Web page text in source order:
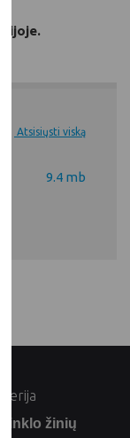
Atsisiųsti viską
9.4 mb
tinklo žinių